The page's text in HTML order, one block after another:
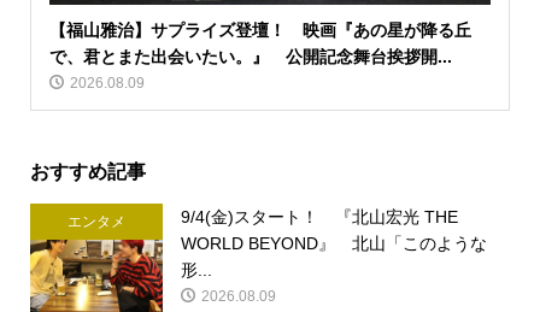
【福山雅治】サプライズ登壇！ 映画『あの星が降る丘
で、君とまた出会いたい。』 公開記念舞台挨拶開...
2026.08.09
おすすめ記事
エンタメ
9/4(金)スタート！ 『北山宏光 THE
WORLD BEYOND』 北山「このような
形...
2026.08.09